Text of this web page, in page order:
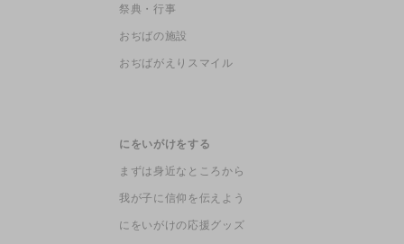
祭典・行事
おぢばの施設
おぢばがえりスマイル
にをいがけをする
まずは身近なところから
我が子に信仰を伝えよう
にをいがけの応援グッズ